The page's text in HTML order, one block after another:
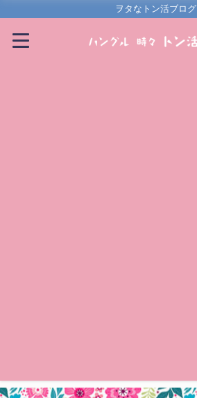
ヲタなトン活ブログ